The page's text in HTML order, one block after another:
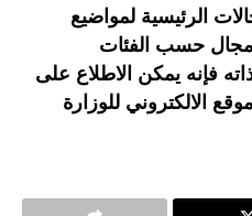
الرئيسية لمواضيع
مجال حسب الفئات
فإنه يمكن الاطلاع على
الالكتروني للوزارة